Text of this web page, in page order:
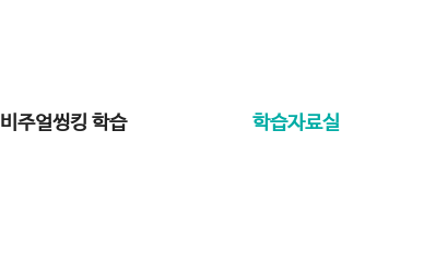
비주얼씽킹 학습 학습자료실